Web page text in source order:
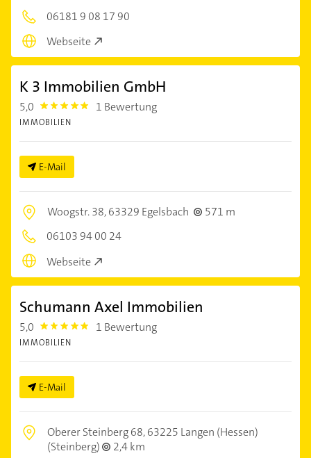
06181 9 08 17 90
Webseite
K 3 Immobilien GmbH
5,0 5.0 1 Bewertung
IMMOBILIEN
E-Mail
Woogstr. 38,63329 Egelsbach
571 m
06103 94 00 24
Webseite
Schumann Axel Immobilien
5,0 5.0 1 Bewertung
IMMOBILIEN
E-Mail
Oberer Steinberg 68,63225 Langen (Hessen)
(Steinberg)
2,4 km